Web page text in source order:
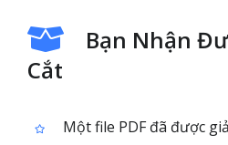
Bạn Nhận
Cắt
Một file PDF đã được